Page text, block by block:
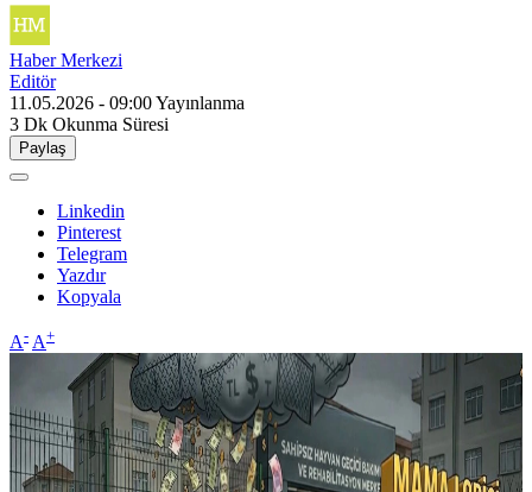
Haber Merkezi
Editör
11.05.2026 - 09:00Yayınlanma
3 Dk Okunma Süresi
Paylaş
Linkedin
Pinterest
Telegram
Yazdır
Kopyala
A- A+